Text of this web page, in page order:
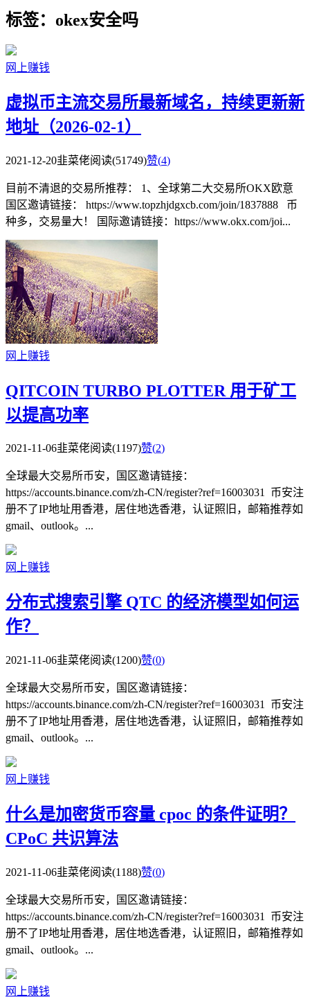
标签：okex安全吗
网上赚钱
虚拟币主流交易所最新域名，持续更新新
地址（2026-02-1）
2021-12-20韭菜佬阅读(51749)赞(4)
目前不清退的交易所推荐： 1、全球第二大交易所OKX欧意
国区邀请链接： https://www.topzhjdgxcb.com/join/1837888 币
种多，交易量大！ 国际邀请链接：https://www.okx.com/joi...
网上赚钱
QITCOIN TURBO PLOTTER 用于矿工
以提高功率
2021-11-06韭菜佬阅读(1197)赞(2)
全球最大交易所币安，国区邀请链接：
https://accounts.binance.com/zh-CN/register?ref=16003031 币安注
册不了IP地址用香港，居住地选香港，认证照旧，邮箱推荐如
gmail、outlook。...
网上赚钱
分布式搜索引擎 QTC 的经济模型如何运
作？
2021-11-06韭菜佬阅读(1200)赞(0)
全球最大交易所币安，国区邀请链接：
https://accounts.binance.com/zh-CN/register?ref=16003031 币安注
册不了IP地址用香港，居住地选香港，认证照旧，邮箱推荐如
gmail、outlook。...
网上赚钱
什么是加密货币容量 cpoc 的条件证明？
CPoC 共识算法
2021-11-06韭菜佬阅读(1188)赞(0)
全球最大交易所币安，国区邀请链接：
https://accounts.binance.com/zh-CN/register?ref=16003031 币安注
册不了IP地址用香港，居住地选香港，认证照旧，邮箱推荐如
gmail、outlook。...
网上赚钱